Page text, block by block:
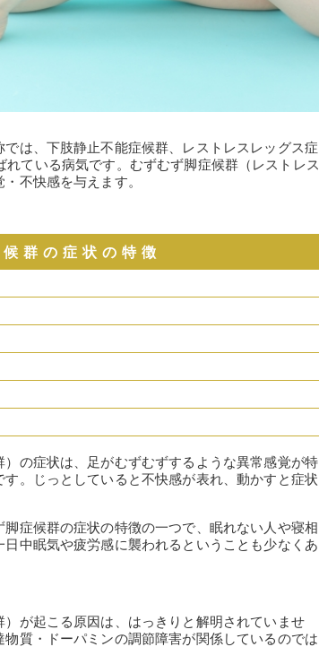
は、下肢静止不能症候群、レストレスレッグス症
ている病気です。むずむず脚症候群（レストレス
不快感を与えます。
群の症状の特徴
の症状は、足がむずむずするような異常感覚が特
。じっとしていると不快感が表れ、動かすと症状
症候群の症状の特徴の一つで、眠れない人や寝相
中眠気や疲労感に襲われるということも少なくあ
が起こる原因は、はっきりと解明されていませ
質・ドーパミンの調節障害が関係しているのでは